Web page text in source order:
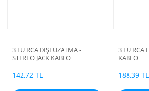
3 LÜ RCA DİŞİ UZATMA -
STEREO JACK KABLO
142,72 TL
3 LÜ RCA
KABLO
188,39 TL